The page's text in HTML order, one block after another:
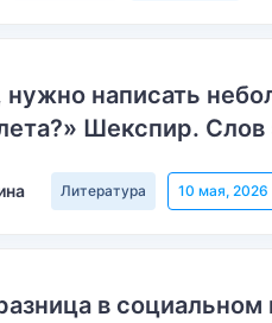
нужно написать
Шекспир.
Литература 10 мая, 2026
в